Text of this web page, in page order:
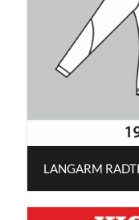
LANGARM